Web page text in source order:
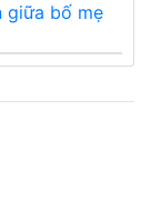
giữa bố mẹ